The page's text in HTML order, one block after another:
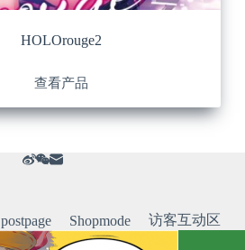
HOLOrouge2
查看产品
postpage Shopmode 访客互动区